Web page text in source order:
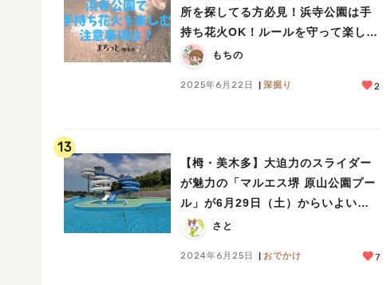
所を探してる方必見！浜寺公園は手
持ち花火OK！ルールを守って楽しも
う
もちの
2025年6月22日 深掘り 2
13
【栂・美木多】大迫力のスライダー
が魅力の「マルエス堺 原山公園プー
ル」が6月29日（土）からいよいよ
オープン
さと
2024年6月25日 おでかけ 7